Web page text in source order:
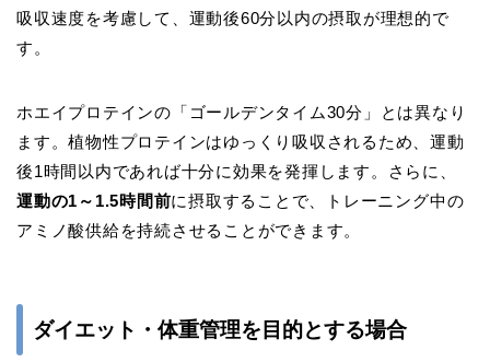
吸収速度を考慮して、運動後60分以内の摂取が理想的で
す。
ホエイプロテインの「ゴールデンタイム30分」とは異なり
ます。植物性プロテインはゆっくり吸収されるため、運動
後1時間以内であれば十分に効果を発揮します。さらに、
運動の1～1.5時間前に摂取することで、トレーニング中の
アミノ酸供給を持続させることができます。
ダイエット・体重管理を目的とする場合